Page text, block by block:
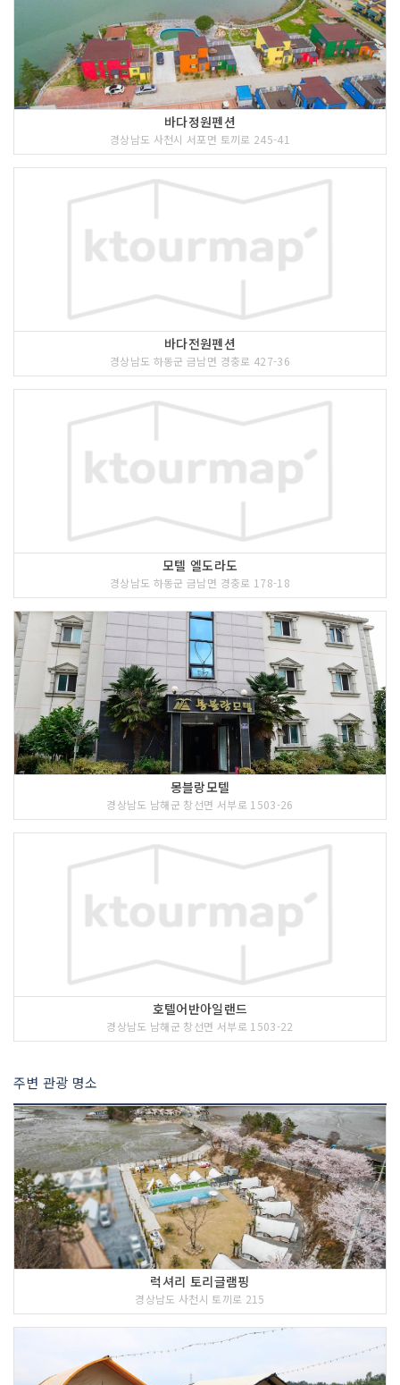
바다정원펜션
경상남도 사천시 서포면 토끼로 245-41
바다전원펜션
경상남도 하동군 금남면 경충로 427-36
모텔 엘도라도
경상남도 하동군 금남면 경충로 178-18
몽블랑모텔
경상남도 남해군 창선면 서부로 1503-26
호텔어반아일랜드
경상남도 남해군 창선면 서부로 1503-22
주변 관광 명소
럭셔리 토리글램핑
경상남도 사천시 토끼로 215